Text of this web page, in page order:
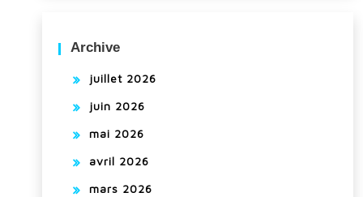
Archive
juillet 2026
juin 2026
mai 2026
avril 2026
mars 2026